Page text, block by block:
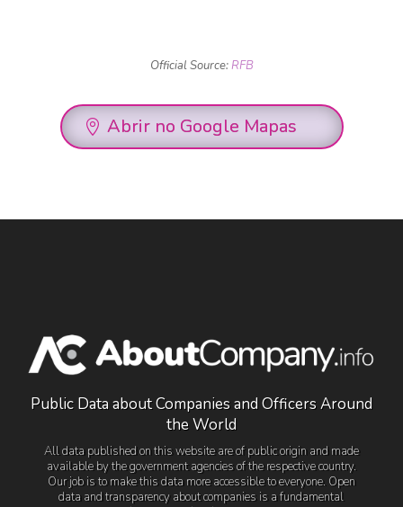
Official Source:RFB
Abrir no Google Mapas
Public Data about Companies and Officers Around
the World
All data published on this website are of public origin and made
available by the government agencies of the respective country.
Our job is to make this data more accessible to everyone. Open
data and transparency about companies is a fundamental